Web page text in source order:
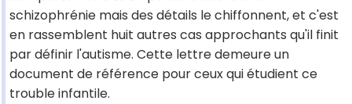
schizophrénie mais des détails le chiffonnent, et c'est
en rassemblent huit autres cas approchants qu'il finit
par définir l'autisme. Cette lettre demeure un
document de référence pour ceux qui étudient ce
trouble infantile.